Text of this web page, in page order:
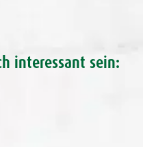
interessant sein: